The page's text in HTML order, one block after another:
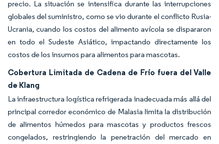
precio. La situación se intensifica durante las interrupciones
globales del suministro, como se vio durante el conflicto Rusia-
Ucrania, cuando los costos del alimento avícola se dispararon
en todo el Sudeste Asiático, impactando directamente los
costos de los insumos para alimentos para mascotas.
Cobertura Limitada de Cadena de Frío fuera del Valle
de Klang
La infraestructura logística refrigerada inadecuada más allá del
principal corredor económico de Malasia limita la distribución
de alimentos húmedos para mascotas y productos frescos
congelados, restringiendo la penetración del mercado en